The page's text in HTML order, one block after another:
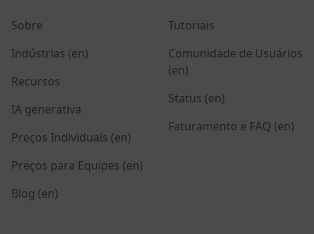
Sobre
Indústrias (en)
Recursos
IA generativa
Preços Individuais (en)
Preços para Equipes (en)
Blog (en)
Tutoriais
Comunidade de Usuários
(en)
Status (en)
Faturamento e FAQ (en)